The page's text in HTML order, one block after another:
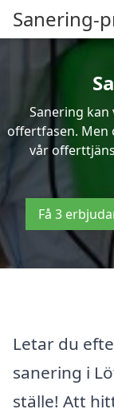
Sanering-
Sanering
offertfasen. Men
vår
Få 3
Letar du
sanering i
ställe! Att